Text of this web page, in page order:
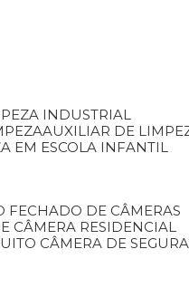
INDUSTRIAL
AUXILIAR DE
EM ESCOLA INFANTIL
FECHADO DE CÂMERAS
CÂMERA RESIDENCIAL
CÂMERA DE